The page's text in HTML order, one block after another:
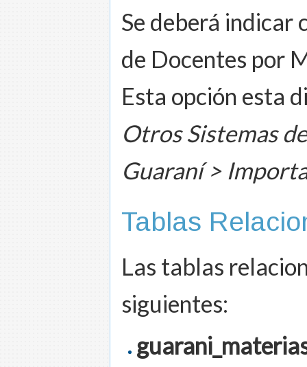
Se deberá indicar
de Docentes por
Esta opción esta
Otros Sistemas
Guaraní >
Tablas
Las tablas
siguientes: